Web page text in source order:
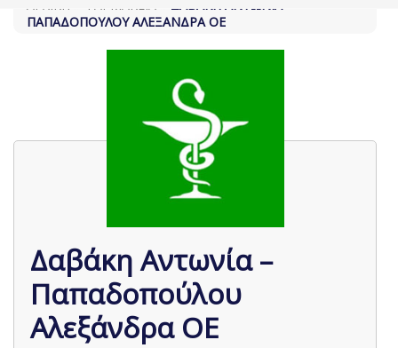
ΠΑΠΑΔΟΠΟΎΛΟΥ ΑΛΕΞΆΝΔΡΑ ΟΕ
Δαβάκη Αντωνία –
Παπαδοπούλου
Αλεξάνδρα ΟΕ